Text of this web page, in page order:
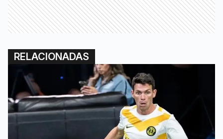
RELACIONADAS